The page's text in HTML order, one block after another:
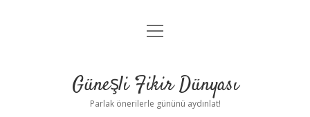
Anasayfa
Yasal Uyarı
menüyü
Güneşli Fikir Dünyası
Parlak önerilerle gününü aydınlat!